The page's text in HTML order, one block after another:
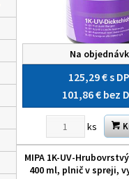
Na
125,29 €s
101,86 € bez
ks
MIPA 1K-UV-
400 ml, plnič v spreji,